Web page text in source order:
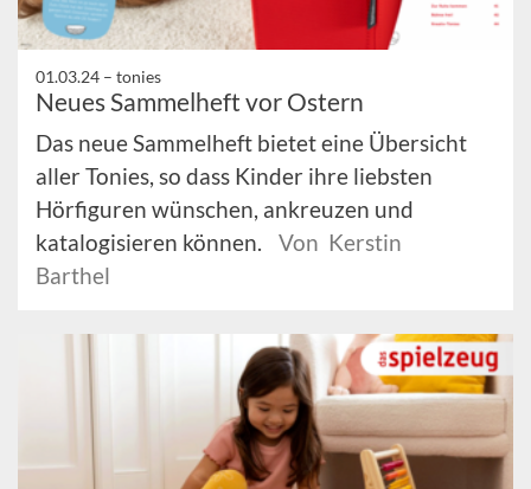
01.03.24 – tonies
Neues Sammelheft vor Ostern
Das neue Sammelheft bietet eine Übersicht
aller Tonies, so dass Kinder ihre liebsten
Hörfiguren wünschen, ankreuzen und
katalogisieren können.
Von Kerstin
Barthel